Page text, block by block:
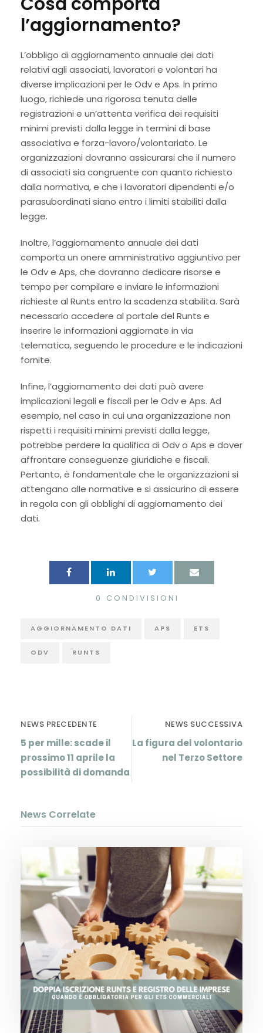
l’aggiornamento?
L’obbligo di aggiornamento annuale dei dati
relativi agli associati, lavoratori e volontari ha
diverse implicazioni per le Odv e Aps. In primo
luogo, richiede una rigorosa tenuta delle
registrazioni e un’attenta verifica dei requisiti
minimi previsti dalla legge in termini di base
associativa e forza-lavoro/volontariato. Le
organizzazioni dovranno assicurarsi che il numero
di associati sia congruente con quanto richiesto
dalla normativa, e che i lavoratori dipendenti e/o
parasubordinati siano entro i limiti stabiliti dalla
legge.
Inoltre, l’aggiornamento annuale dei dati
comporta un onere amministrativo aggiuntivo per
le Odv e Aps, che dovranno dedicare risorse e
tempo per compilare e inviare le informazioni
richieste al Runts entro la scadenza stabilita. Sarà
necessario accedere al portale del Runts e
inserire le informazioni aggiornate in via
telematica, seguendo le procedure e le indicazioni
fornite.
Infine, l’aggiornamento dei dati può avere
implicazioni legali e fiscali per le Odv e Aps. Ad
esempio, nel caso in cui una organizzazione non
rispetti i requisiti minimi previsti dalla legge,
potrebbe perdere la qualifica di Odv o Aps e dover
affrontare conseguenze giuridiche e fiscali.
Pertanto, è fondamentale che le organizzazioni si
attengano alle normative e si assicurino di essere
in regola con gli obblighi di aggiornamento dei
dati.
0 CONDIVISIONI
AGGIORNAMENTO DATI APS ETS
ODV RUNTS
NEWS PRECEDENTE
5 per mille: scade il
prossimo 11 aprile la
possibilità di domanda
NEWS SUCCESSIVA
La figura del volontario
nel Terzo Settore
News Correlate